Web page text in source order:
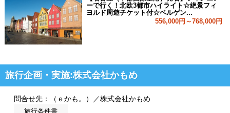
ーで行く！北欧3都市ハイライト☆絶景フィ
ヨルド周遊チケット付☆ベルゲン...
556,000円～768,000円
旅行企画・実施:株式会社かもめ
問合せ先：（ｅかも。）／株式会社かもめ
旅行条件書